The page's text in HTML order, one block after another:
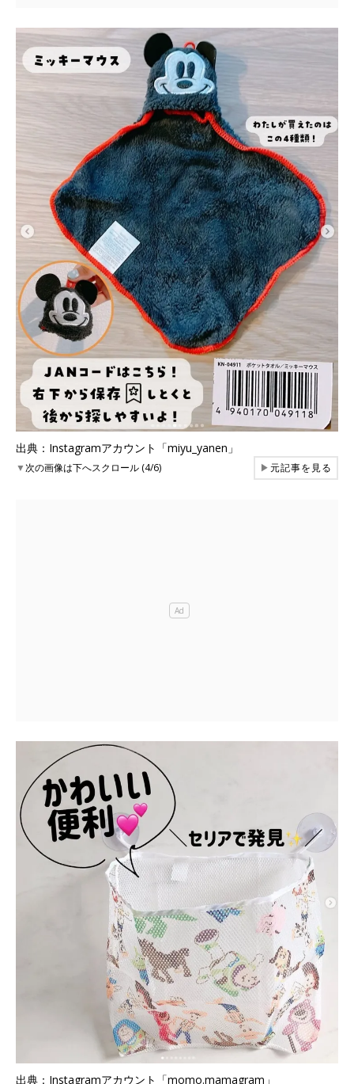
出典：Instagramアカウント「miyu_yanen」
▼次の画像は下へスクロール (4/6) ▶元記事を見る
出典：Instagramアカウント「momo.mamagram」